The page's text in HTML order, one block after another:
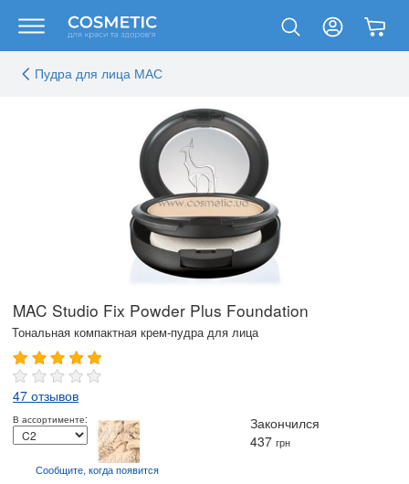
Пудра для лица MAC
MAC Studio Fix Powder Plus Foundation
Тональная компактная крем-пудра для лица
47 отзывов
В ассортименте:
Закончился
437 грн
Сообщите, когдапоявится